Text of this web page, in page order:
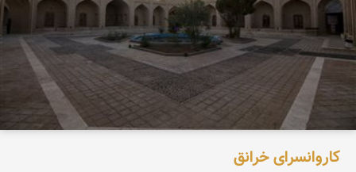
کاروانسرای خرانق